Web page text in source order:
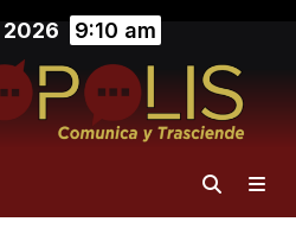
2026 9:10 am